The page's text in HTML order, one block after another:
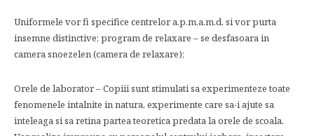
Uniformele vor fi specifice centrelor a.p.m.a.m.d. si vor purta
insemne distinctive; program de relaxare – se desfasoara in
camera snoezelen (camera de relaxare);
Orele de laborator – Copiii sunt stimulati sa experimenteze toate
fenomenele intalnite in natura, experimente care sa-i ajute sa
inteleaga si sa retina partea teoretica predata la orele de scoala.